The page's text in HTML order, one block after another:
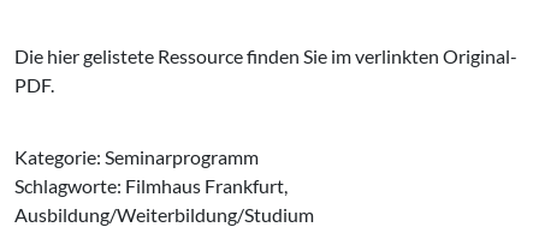
Die hier gelistete Ressource finden Sie im verlinkten Original-
PDF.
Kategorie: Seminarprogramm
Schlagworte: Filmhaus Frankfurt,
Ausbildung/Weiterbildung/Studium